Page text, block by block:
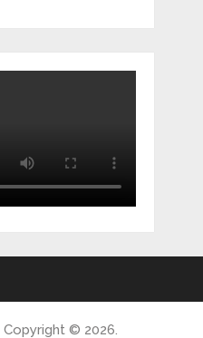
Copyright © 2026.